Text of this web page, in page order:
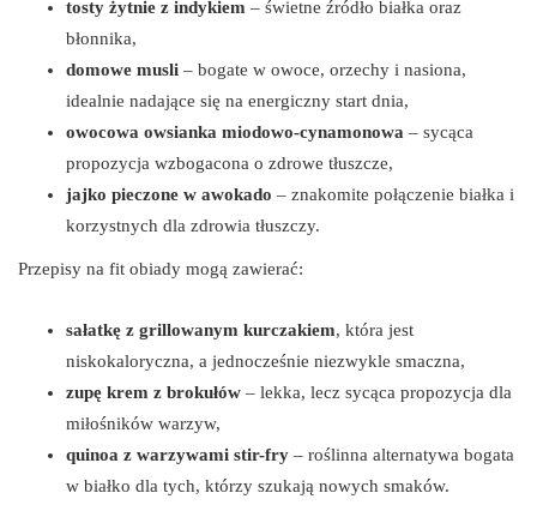
tosty żytnie z indykiem – świetne źródło białka oraz
błonnika,
domowe musli – bogate w owoce, orzechy i nasiona,
idealnie nadające się na energiczny start dnia,
owocowa owsianka miodowo-cynamonowa – sycąca
propozycja wzbogacona o zdrowe tłuszcze,
jajko pieczone w awokado – znakomite połączenie białka i
korzystnych dla zdrowia tłuszczy.
Przepisy na fit obiady mogą zawierać:
sałatkę z grillowanym kurczakiem, która jest
niskokaloryczna, a jednocześnie niezwykle smaczna,
zupę krem z brokułów – lekka, lecz sycąca propozycja dla
miłośników warzyw,
quinoa z warzywami stir-fry – roślinna alternatywa bogata
w białko dla tych, którzy szukają nowych smaków.